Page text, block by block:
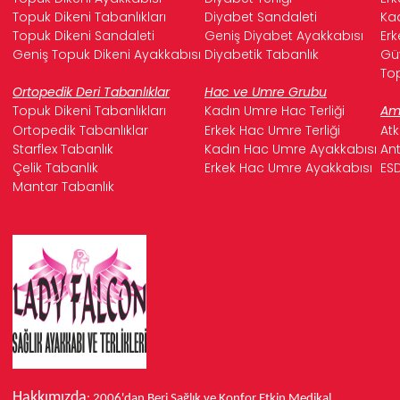
Topuk Dikeni Tabanlıkları
Diyabet Sandaleti
Topuk Dikeni Sandaleti
Geniş Diyabet Ayakkabısı
Geniş Topuk Dikeni Ayakkabısı Diyabetik Tabanlık
Ortopedik Deri Tabanlıklar
Hac ve Umre Grubu
Topuk Dikeni Tabanlıkları
Kadın Umre Hac Terliği
Ortopedik Tabanlıklar
Erkek Hac Umre Terliği
Starflex Tabanlık
Kadın Hac Umre Ayakkabısı
Çelik Tabanlık
Erkek Hac Umre Ayakkabısı
Mantar Tabanlık